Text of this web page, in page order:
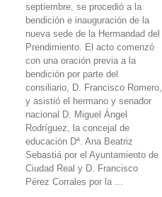
septiembre, se procedió a la
bendición e inauguración de la
nueva sede de la Hermandad del
Prendimiento. El acto comenzó
con una oración previa a la
bendición por parte del
consiliario, D. Francisco Romero,
y asistió el hermano y senador
nacional D. Miguel Ángel
Rodríguez, la concejal de
educación Dª. Ana Beatriz
Sebastiá por el Ayuntamiento de
Ciudad Real y D. Francisco
Pérez Corrales por la ...